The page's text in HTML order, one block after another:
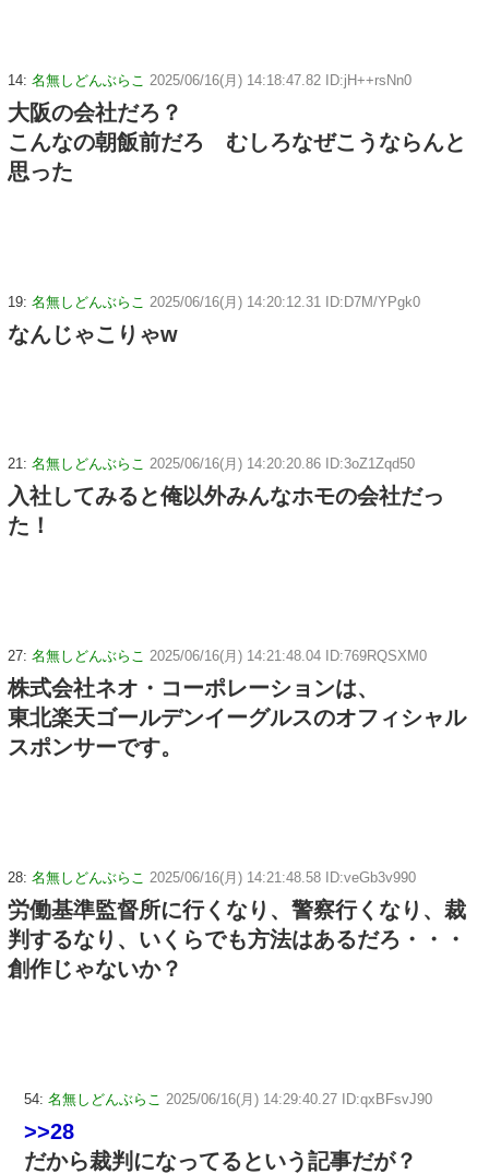
14: 名無しどんぶらこ 2025/06/16(月) 14:18:47.82 ID:jH++rsNn0
大阪の会社だろ？
こんなの朝飯前だろ むしろなぜこうならんと
思った
19: 名無しどんぶらこ 2025/06/16(月) 14:20:12.31 ID:D7M/YPgk0
なんじゃこりゃw
21: 名無しどんぶらこ 2025/06/16(月) 14:20:20.86 ID:3oZ1Zqd50
入社してみると俺以外みんなホモの会社だっ
た！
27: 名無しどんぶらこ 2025/06/16(月) 14:21:48.04 ID:769RQSXM0
株式会社ネオ・コーポレーションは、
東北楽天ゴールデンイーグルスのオフィシャル
スポンサーです。
28: 名無しどんぶらこ 2025/06/16(月) 14:21:48.58 ID:veGb3v990
労働基準監督所に行くなり、警察行くなり、裁
判するなり、いくらでも方法はあるだろ・・・
創作じゃないか？
54: 名無しどんぶらこ 2025/06/16(月) 14:29:40.27 ID:qxBFsvJ90
>>28
だから裁判になってるという記事だが？